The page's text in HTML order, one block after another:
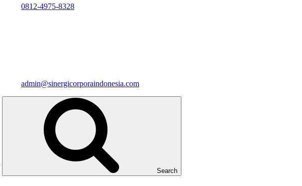
0812-4975-8328
admin@sinergicorporaindonesia.com
Search